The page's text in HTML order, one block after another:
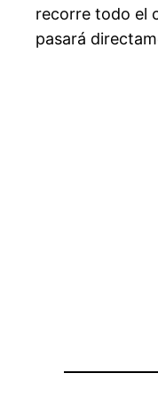
recorre todo el
pasará